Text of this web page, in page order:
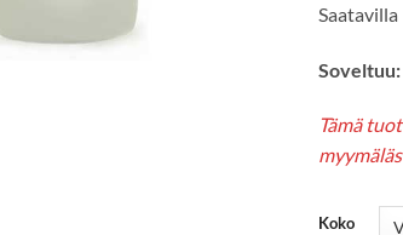
Soveltuu:
Tämä
Koko